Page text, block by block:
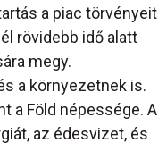
a piac törvényeit
rövidebb idő alatt
megy.
a környezetnek is.
a Föld népessége. A
az édesvizet, és